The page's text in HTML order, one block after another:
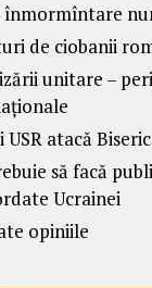
de ciobanii
unitare –
atacă
să facă
Ucrainei
opiniile